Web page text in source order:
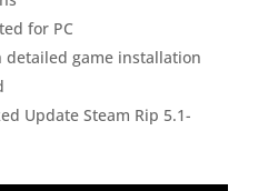
for PC
detailed game installation
Update Steam Rip 5.1-